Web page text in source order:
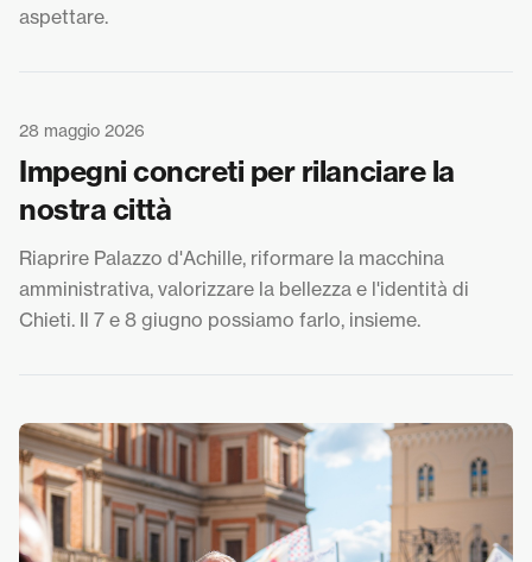
aspettare.
28 maggio 2026
Impegni concreti per rilanciare la
nostra città
Riaprire Palazzo d'Achille, riformare la macchina
amministrativa, valorizzare la bellezza e l'identità di
Chieti. Il 7 e 8 giugno possiamo farlo, insieme.